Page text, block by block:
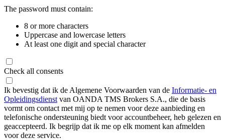
The password must contain:
8 or more characters
Uppercase and lowercase letters
At least one digit and special character
Check all consents
Ik bevestig dat ik de Algemene Voorwaarden van de Informatie- en
Opleidingsdienst van OANDA TMS Brokers S.A., die de basis
vormt om contact met mij op te nemen voor deze aanbieding en
telefonische ondersteuning biedt voor accountbeheer, heb gelezen en
geaccepteerd. Ik begrijp dat ik me op elk moment kan afmelden
voor deze service.